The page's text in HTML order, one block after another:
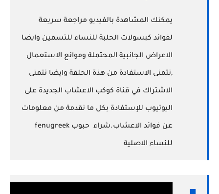
يمكنك المشاهدة بالفيديو مراجعة سريعة
لفوائد كبسولات الحلبة للنساء للتسمين وايضا
الاعراض الجانبية المحتملة وموانع الاستعمال
,نتمنى الاستفادة من هذة الحلقة وايضا نتمنى
الاشتراك في قناة كوكب الاعشاب الجديدة على
اليوتيوب للإستفادة بكل ما نقدمة من معلومات
عن فوائد الاعشاب.شراء حبوب fenugreek
للنساء الاصلية